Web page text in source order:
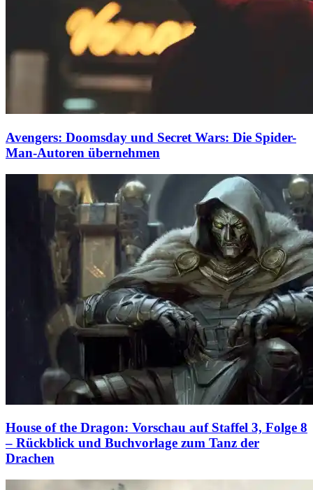
Avengers: Doomsday und Secret Wars: Die Spider-
Man-Autoren übernehmen
House of the Dragon: Vorschau auf Staffel 3, Folge 8
– Rückblick und Buchvorlage zum Tanz der
Drachen